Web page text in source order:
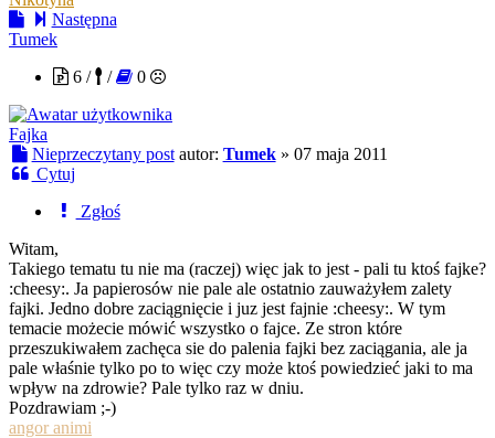
Następna
Tumek
6 /
/ 0
Fajka
Nieprzeczytany post autor: Tumek» 07 maja 2011
Cytuj
Zgłoś
Witam,
Takiego tematu tu nie ma (raczej) więc jak to jest - pali tu ktoś fajke?
:cheesy:. Ja papierosów nie pale ale ostatnio zauważyłem zalety
fajki. Jedno dobre zaciągnięcie i juz jest fajnie :cheesy:. W tym
temacie możecie mówić wszystko o fajce. Ze stron które
przeszukiwałem zachęca sie do palenia fajki bez zaciągania, ale ja
pale właśnie tylko po to więc czy może ktoś powiedzieć jaki to ma
wpływ na zdrowie? Pale tylko raz w dniu.
Pozdrawiam ;-)
angor animi